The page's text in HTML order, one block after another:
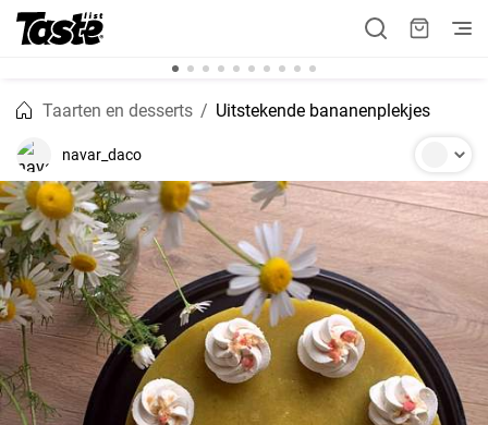
Taarten en desserts Uitstekende bananenplekjes
navar_daco